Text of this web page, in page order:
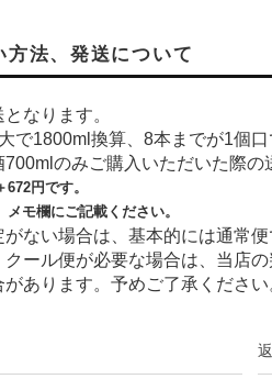
方法、発送について
なります。
で1800ml換算、8本までが1個口
700mlのみご購入いただいた際の
672円です。
モ欄にご記載ください。
ない場合は、基本的には通常便
ール便が必要な場合は、当店
あります。予めご了承ください